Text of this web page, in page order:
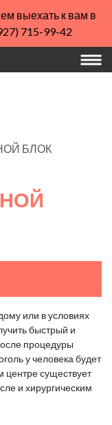
выехать к вам в
715-99-42
БЛОК
или в условиях
быстрый и
процедуры
у человека будет
центре существует
и хирургическим